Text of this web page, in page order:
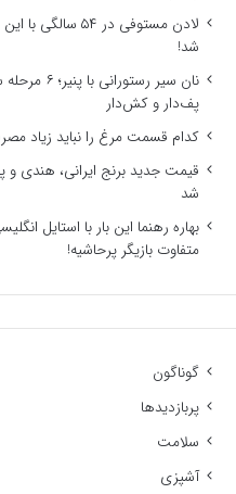
لادن مستوفی در ۵۴
شد!
نان سیر
پف‌دار و کش‌دار
کدام قسمت مرغ را نباید زیاد
قیمت جدید برنج ایرانی، هندی
شد
بهاره رهنما این بار با استایل
متفاوت بازیگر پرحاشیه!
گوناگون
پربازدیدها
سلامت
آشپزی